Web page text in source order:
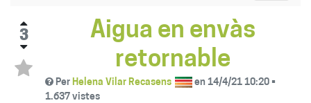
3
Aigua en envàs
retornable
Per Helena Vilar Recasens en14/4/21 10:20 •
1.637 vistes